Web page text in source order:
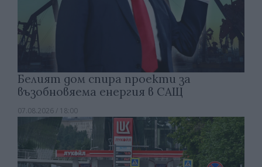
Белият дом спира проекти за
възобновяема енергия в САЩ
07.08.2026 / 18:00